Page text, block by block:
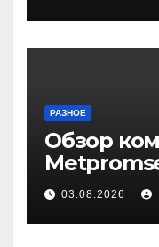
РАЗНОЕ
Обзор
03.08.2026